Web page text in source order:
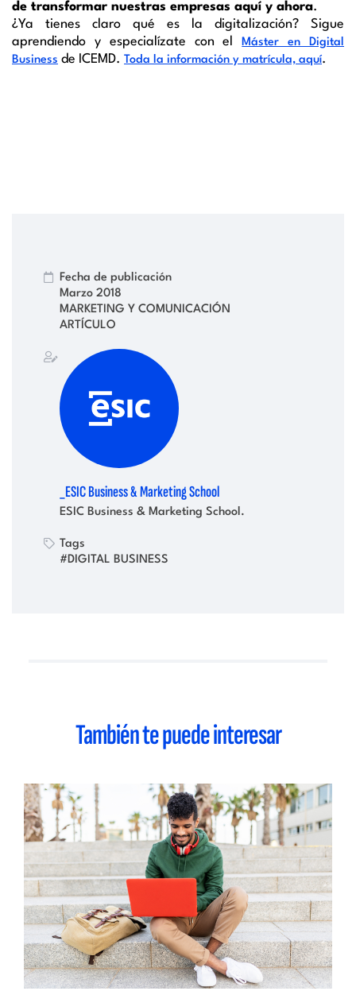
de transformar nuestras empresas aquí y ahora.
¿Ya tienes claro qué es la digitalización? Sigue
aprendiendo y especialízate con elMáster en Digital
Business de ICEMD. Toda la información y matrícula, aquí.
Fecha de publicación
Marzo 2018
MARKETING Y COMUNICACIÓN
ARTÍCULO
_ESIC Business & Marketing School
ESIC Business & Marketing School.
Tags
#DIGITAL BUSINESS
También te puede interesar